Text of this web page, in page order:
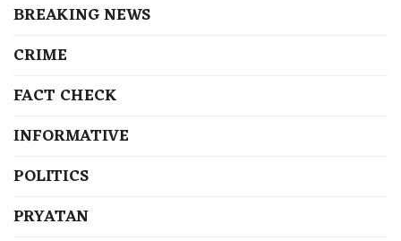
BREAKING NEWS
CRIME
FACT CHECK
INFORMATIVE
POLITICS
PRYATAN